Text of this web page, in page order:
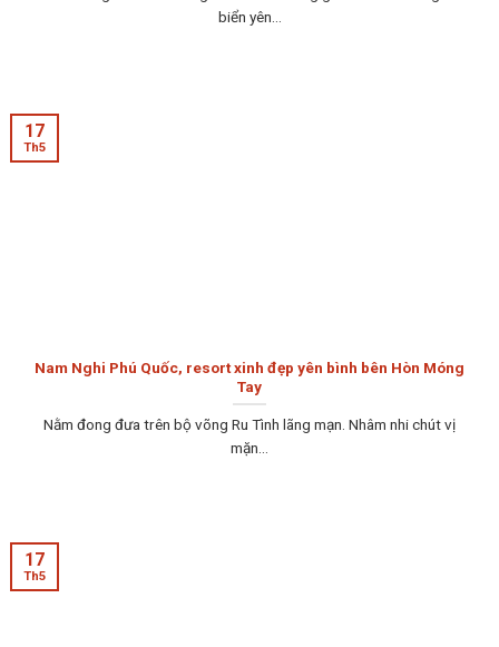
biển yên...
Nam Nghi Phú Quốc, resort xinh đẹp yên bình bên Hòn Móng
Tay
Nằm đong đưa trên bộ võng Ru Tình lãng mạn. Nhâm nhi chút vị
mặn...
17
Th5
17
Th5